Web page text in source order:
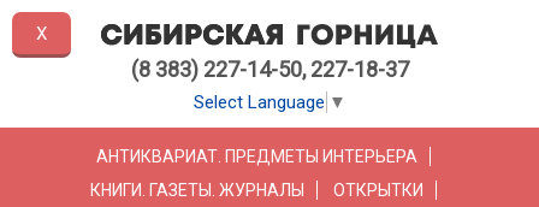
(8 383) 227-14-50, 227-18-37
Select Language ▼
АНТИКВАРИАТ. ПРЕДМЕТЫ ИНТЕРЬЕРА
КНИГИ. ГАЗЕТЫ. ЖУРНАЛЫ
ОТКРЫТКИ
X